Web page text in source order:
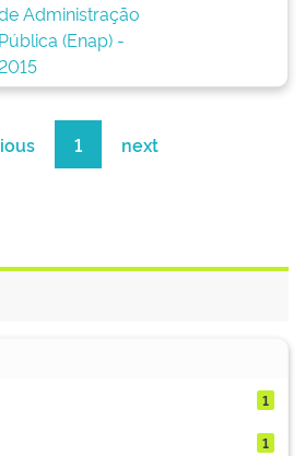
Administração
Pública (Enap) -
1 next
1
1